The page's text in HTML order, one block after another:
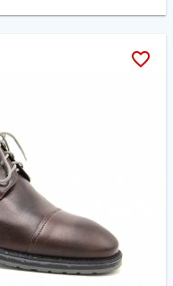
favorite_border